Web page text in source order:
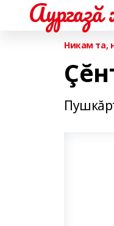
Аургазă
Никам та,